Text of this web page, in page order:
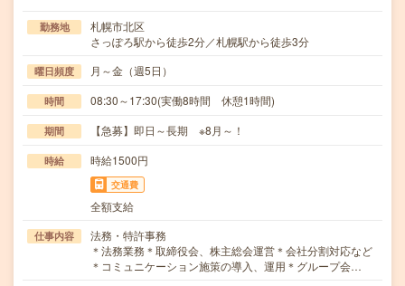
勤務地
札幌市北区
さっぽろ駅から徒歩2分／札幌駅から徒歩3分
曜日頻度 月～金（週5日）
時間 08:30～17:30(実働8時間 休憩1時間)
期間 【急募】即日～長期 ※8月～！
時給 時給1500円
交通費
全額支給
仕事内容
法務・特許事務
＊法務業務＊取締役会、株主総会運営＊会社分割対応など
＊コミュニケーション施策の導入、運用＊グループ会…